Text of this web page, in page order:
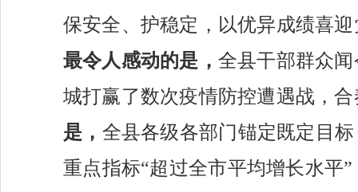
保安全、护稳定，以优异成绩喜
最令人感动的是， 全县干部群众
城打赢了数次疫情防控遭遇战，
是， 全县各级各部门锚定既定目
重点指标“超过全市平均增长水平